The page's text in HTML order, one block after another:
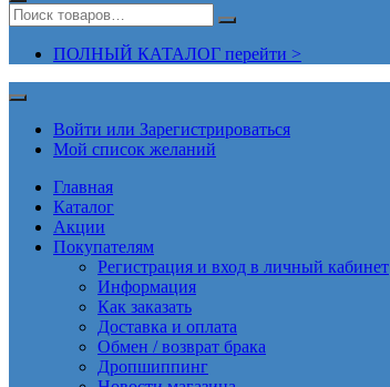
ПОЛНЫЙ КАТАЛОГ перейти >
Войти или Зарегистрироваться
Мой список желаний
Главная
Каталог
Акции
Покупателям
Регистрация и вход в личный кабинет
Информация
Как заказать
Доставка и оплата
Обмен / возврат брака
Дропшиппинг